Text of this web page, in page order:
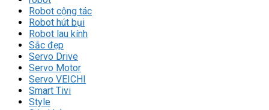
Robot cộng tác
Robot hút bụi
Robot lau kính
Sắc đẹp
Servo Drive
Servo Motor
Servo VEICHI
Smart Tivi
Style